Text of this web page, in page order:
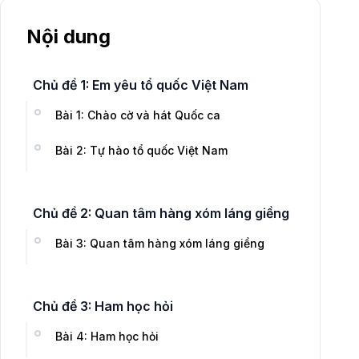
Nội dung
Chủ đề 1: Em yêu tổ quốc Việt Nam
Bài 1: Chào cờ và hát Quốc ca
Bài 2: Tự hào tổ quốc Việt Nam
Chủ đề 2: Quan tâm hàng xóm láng giềng
Bài 3: Quan tâm hàng xóm láng giềng
Chủ đề 3: Ham học hỏi
Bài 4: Ham học hỏi